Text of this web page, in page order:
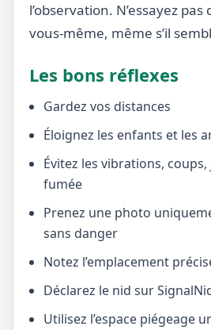
l’observation. N’essayez
vous-même, même s’il
Les bons réflexes
Gardez vos distances
Éloignez les enfants et les
Évitez les vibrations, coups,
fumée
Prenez une photo
sans danger
Notez l’emplacement
Déclarez le nid sur
Utilisez l’espace piégeage